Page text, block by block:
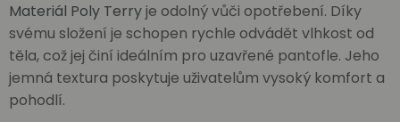
Materiál Poly Terryje odolný vůči opotřebení. Díky
svému složení je schopen rychle odvádět vlhkost od
těla, což jej činí ideálním pro uzavřené pantofle. Jeho
jemná textura poskytuje uživatelům vysoký komfort a
pohodlí.